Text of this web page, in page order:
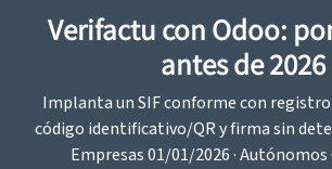
Verifactu con Odoo:
antes de 2026
Implanta un SIF conforme con
código identificativo/QR y firma sin
Empresas 01/01/2026 ·